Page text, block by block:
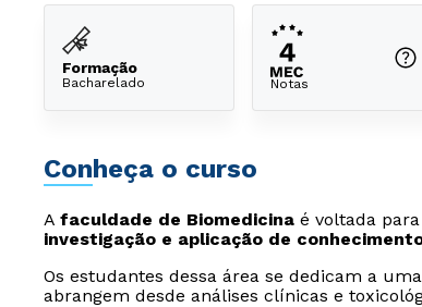
Formação
Bacharelado Notas
Conheça o curso
A faculdade de Biomedicina é voltada
investigação e aplicação de
Os estudantes dessa área se dedicam a
abrangem desde análises clínicas e